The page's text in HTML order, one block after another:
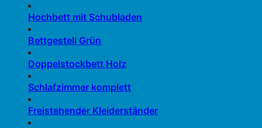
Hochbett mit Schubladen
Bettgestell Grün
Doppelstockbett Holz
Schlafzimmer komplett
Freistehender Kleiderständer